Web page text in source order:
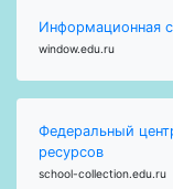
Информационная
window.edu.ru
Федеральный
ресурсов
school-collection.edu.ru